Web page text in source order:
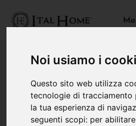
Noi usiamo i
Questo sito web utilizza
tecnologie di tracciamento
la tua esperienza di
seguenti scopi: per